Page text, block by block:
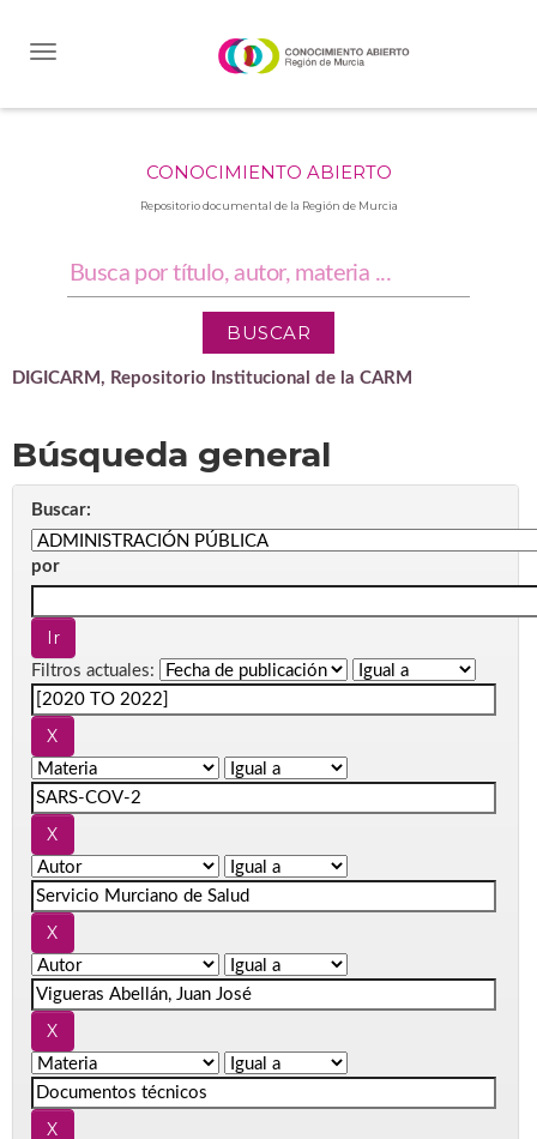
CONOCIMIENTO ABIERTO
Repositorio documental de la Región de Murcia
DIGICARM, Repositorio Institucional de la CARM
Búsqueda general
Buscar:
por
Filtros actuales: